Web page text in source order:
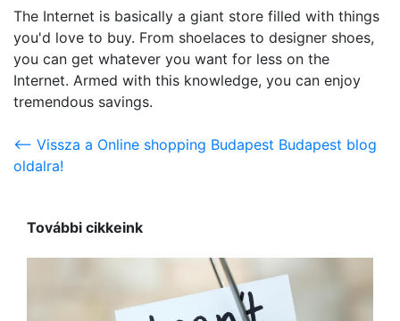
The Internet is basically a giant store filled with things
you'd love to buy. From shoelaces to designer shoes,
you can get whatever you want for less on the
Internet. Armed with this knowledge, you can enjoy
tremendous savings.
<-- Vissza a Online shopping Budapest Budapest blog
oldalra!
További cikkeink